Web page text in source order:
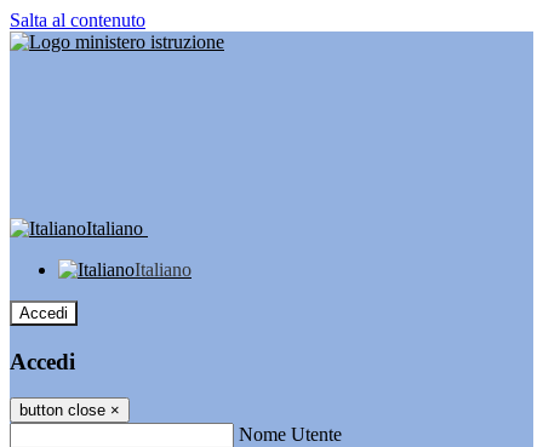
Salta al contenuto
Italiano
Italiano
Accedi
Accedi
button close ×
Nome Utente